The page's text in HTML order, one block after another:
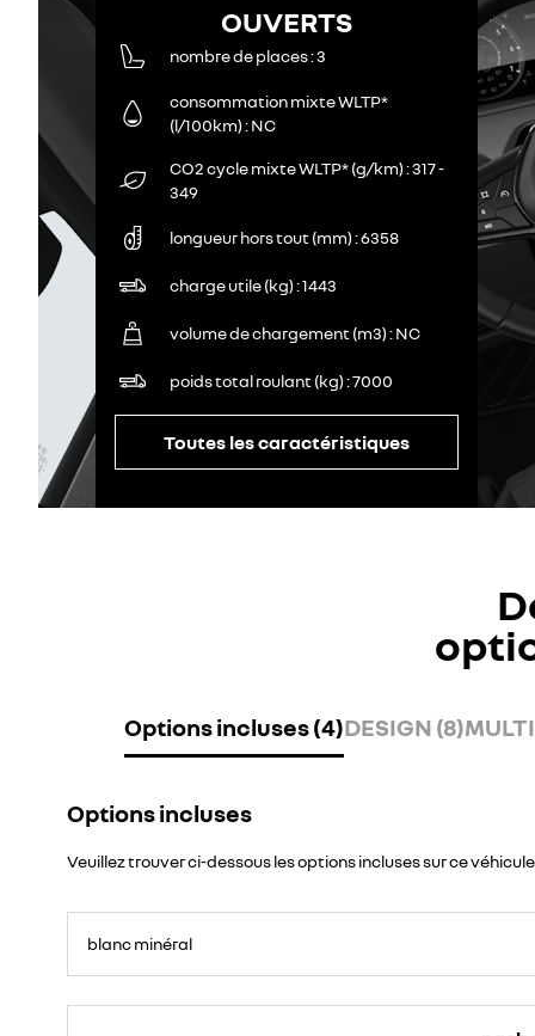
OUVERTS
nombre de places 3
consommation mixte WLTP*
(l/100km) NC
CO2 cycle mixte WLTP* (g/km) 317 -
349
longueur hors tout (mm) 6358
charge utile (kg) 1443
volume de chargement (m3) NC
poids total roulant (kg) 7000
Toutes les caractéristiques
Options incluses (4)DESIGN (8)
Options incluses
Veuillez trouver ci-dessous les options incluses sur ce véhicule
blanc minéral